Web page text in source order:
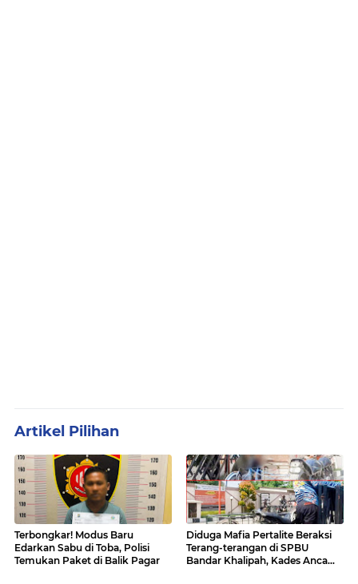
Artikel Pilihan
Terbongkar! Modus Baru
Edarkan Sabu di Toba, Polisi
Temukan Paket di Balik Pagar
Diduga Mafia Pertalite Beraksi
Terang-terangan di SPBU
Bandar Khalipah, Kades Ancam